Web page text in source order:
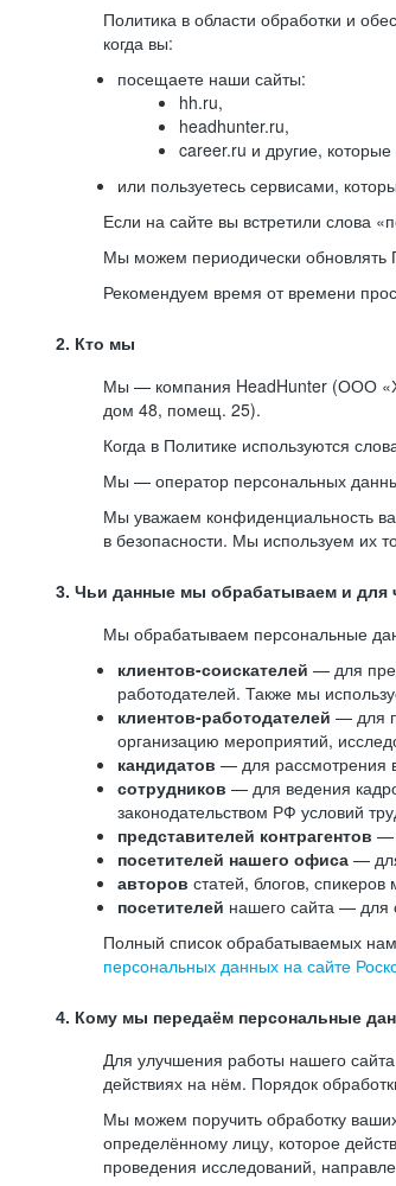
Политика в области обработки и
когда вы:
посещаете наши сайты:
hh.ru,
headhunter.ru,
career.ru и другие,
или пользуетесь сервисами,
Если на сайте вы встретили слова
Мы можем периодически обновлять
Рекомендуем время от времени
2. Кто мы
Мы — компания HeadHunter (ООО
дом 48, помещ. 25).
Когда в Политике используются
Мы — оператор персональных
Мы уважаем конфиденциальность
в безопасности. Мы используем их
3. Чьи данные мы обрабатываем и для
Мы обрабатываем персональные
клиентов-соискателей — для
работодателей. Также мы
клиентов-работодателей — для
организацию мероприятий,
кандидатов — для рассмотрения
сотрудников — для ведения
законодательством РФ условий
представителей контрагентов —
посетителей нашего офиса —
авторов статей, блогов,
посетителей нашего сайта — для
Полный список обрабатываемых
персональных данных на сайте
4. Кому мы передаём персональные
Для улучшения работы нашего
действиях на нём. Порядок
Мы можем поручить обработку
определённому лицу, которое
проведения исследований,